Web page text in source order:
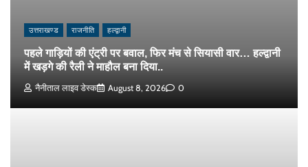
उत्तराखण्ड राजनीति हल्द्वानी
पहले गाड़ियों की एंट्री पर बवाल, फिर मंच से सियासी वार… हल्द्वानी
में खड़गे की रैली ने माहौल बना दिया..
नैनीताल लाइव डेस्क August 8, 2026 0